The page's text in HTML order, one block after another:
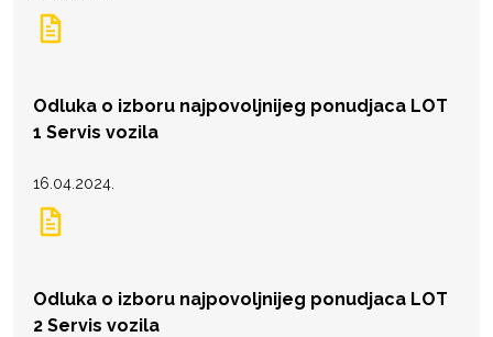
Odluka o izboru najpovoljnijeg ponudjaca LOT
1 Servis vozila
16.04.2024.
Odluka o izboru najpovoljnijeg ponudjaca LOT
2 Servis vozila